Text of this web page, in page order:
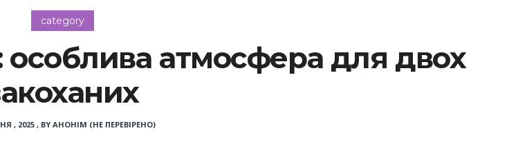
category
атмосфера для двох
, 2025, BY АНОНІМ (НЕ ПЕРЕВІРЕНО)